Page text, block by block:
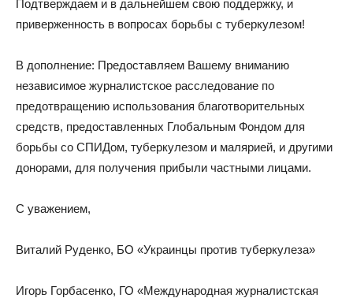
Подтверждаем и в дальнейшем свою поддержку, и
приверженность в вопросах борьбы с туберкулезом!
В дополнение: Предоставляем Вашему вниманию
независимое журналистское расследование по
предотвращению использования благотворительных
средств, предоставленных Глобальным Фондом для
борьбы со СПИДом, туберкулезом и малярией, и другими
донорами, для получения прибыли частными лицами.
С уважением,
Виталий Руденко, БО «Украинцы против туберкулеза»
Игорь Горбасенко, ГО «Международная журналистская